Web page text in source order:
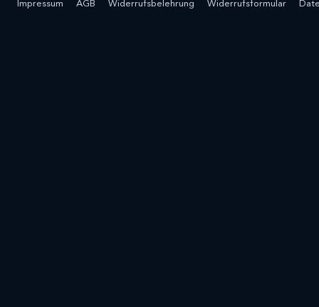
Impressum AGB Widerrufsbelehrung Widerrufsformular